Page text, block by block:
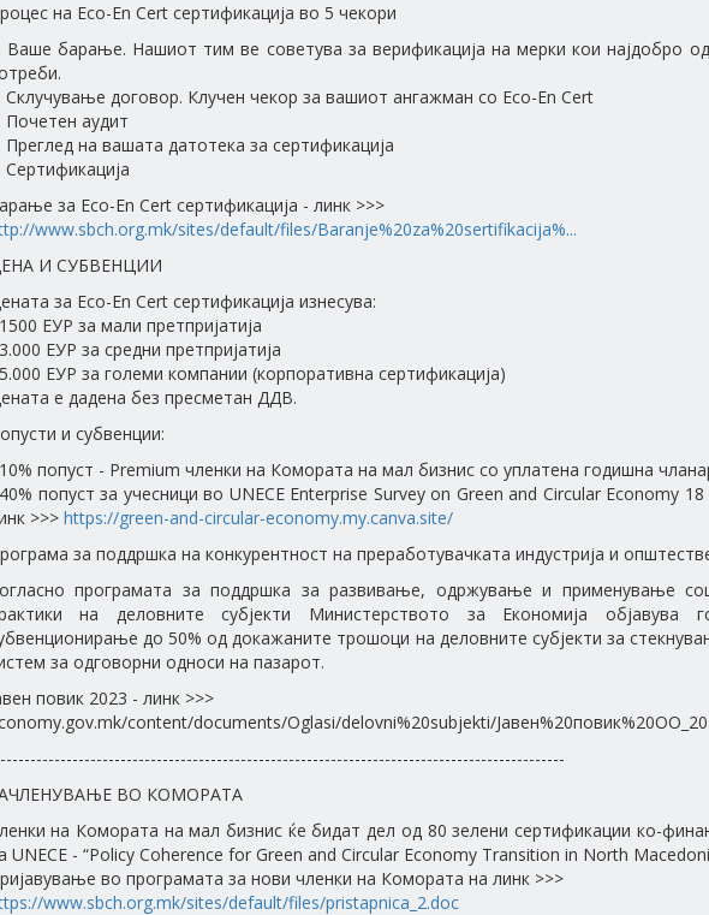
на Eco-En Cert сертификација во 5 чекори
Ваше барање. Нашиот тим ве советува за верификација на мерки кои најдобро
Склучување договор. Клучен чекор за вашиот ангажман со Eco-En Cert
Почетен аудит
Преглед на вашата датотека за сертификација
Сертификација
за Eco-En Cert сертификација - линк >>>
www.sbch.org.mk/sites/default/files/Baranje%20za%20sertifikacija%...
И СУБВЕНЦИИ
за Eco-En Cert сертификација изнесува:
ЕУР за мали претпријатија
ЕУР за средни претпријатија
ЕУР за големи компании (корпоративна сертификација)
е дадена без пресметан ДДВ.
и субвенции:
попуст - Premium членки на Комората на мал бизнис со уплатена годишна
попуст за учесници во UNECE Enterprise Survey on Green and Circular Economy
>>> https://green-and-circular-economy.my.canva.site/
за поддршка на конкурентност на преработувачката индустрија и
програмата за поддршка за развивање, одржување и применување
на деловните субјекти Министерството за Економија објавува
до 50% од докажаните трошоци на деловните субјекти за
за одговорни односи на пазарот.
повик 2023 - линк >>>
content/documents/Oglasi/delovni%20subjekti/
ВО КОМОРАТА
на Комората на мал бизнис ќе бидат дел од 80 зелени сертификации ко-
UNECE - “Policy Coherence for Green and Circular Economy Transition in North
во програмата за нови членки на Комората на линк >>>
www.sbch.org.mk/sites/default/files/pristapnica_2.doc